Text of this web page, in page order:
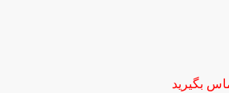
بگیرید